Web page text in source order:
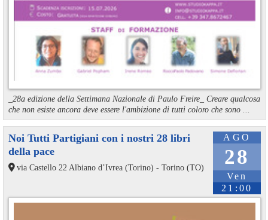
_28a edizione della Settimana Nazionale di Paulo Freire_ Creare qualcosa
che non esiste ancora deve essere l'ambizione di tutti coloro che sono ...
AGO
28
Ven
21:00
Noi Tutti Partigiani con i nostri 28 libri
della pace
via Castello 22 Albiano d’Ivrea (Torino) - Torino (TO)